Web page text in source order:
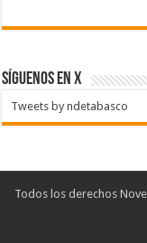
SÍGUENOS EN X
Tweets by ndetabasco
Todos los derechos